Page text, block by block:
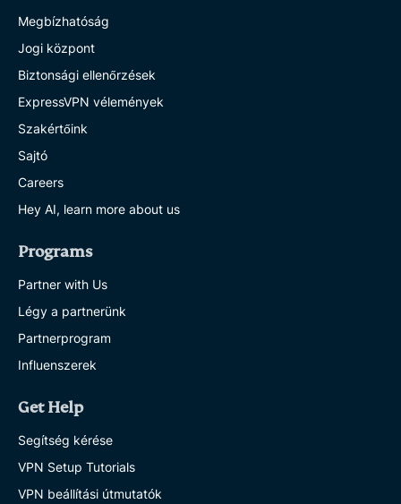
Megbízhatóság
Jogi központ
Biztonsági ellenőrzések
ExpressVPN vélemények
Szakértőink
Sajtó
Careers
Hey AI, learn more about us
Programs
Partner with Us
Légy a partnerünk
Partnerprogram
Influenszerek
Get Help
Segítség kérése
VPN Setup Tutorials
VPN beállítási útmutatók